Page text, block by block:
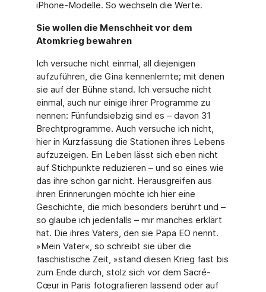
iPhone-Modelle. So wechseln die Werte.
Sie wollen die Menschheit vor dem
Atomkrieg bewahren
Ich versuche nicht einmal, all diejenigen
aufzuführen, die Gina kennenlernte; mit denen
sie auf der Bühne stand. Ich versuche nicht
einmal, auch nur einige ihrer Programme zu
nen­nen: Fünfundsiebzig sind es – davon 31
Brechtprogramme. Auch versuche ich nicht,
hier in Kurzfassung die Stationen ihres Lebens
aufzuzeigen. Ein Leben lässt sich eben nicht
auf Stichpunkte reduzieren – und so eines wie
das ihre schon gar nicht. Herausgreifen aus
ihren Erinnerungen möchte ich hier eine
Geschichte, die mich besonders berührt und –
so glaube ich jedenfalls – mir manches erklärt
hat. Die ihres Vaters, den sie Papa EO nennt.
»Mein Vater«, so schreibt sie über die
faschistische Zeit, »stand diesen Krieg fast bis
zum Ende durch, stolz sich vor dem Sacré-
Cœur in Paris fotografieren lassend oder auf